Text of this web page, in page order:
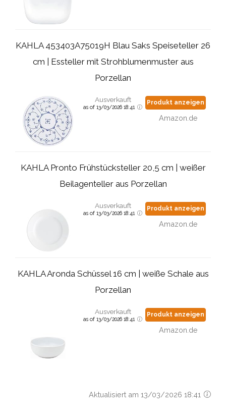
KAHLA 453403A75019H Blau Saks Speiseteller 26
cm | Essteller mit Strohblumenmuster aus
Porzellan
Ausverkauft
as of 13/03/2026 18:41
Produkt anzeigen
Amazon.de
KAHLA Pronto Frühstücksteller 20,5 cm | weißer
Beilagenteller aus Porzellan
Ausverkauft
as of 13/03/2026 18:41
Produkt anzeigen
Amazon.de
KAHLA Aronda Schüssel 16 cm | weiße Schale aus
Porzellan
Ausverkauft
as of 13/03/2026 18:41
Produkt anzeigen
Amazon.de
Aktualisiert am 13/03/2026 18:41